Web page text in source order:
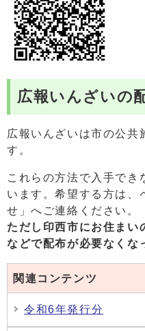
広報いんざいの
広報いんざいは市の公共
す。
これらの方法で入手でき
います。希望する方は、
せ」へご連絡ください。
ただし印西市にお住まい
などで配布が必要なくな
関連コンテンツ
令和6年発行分